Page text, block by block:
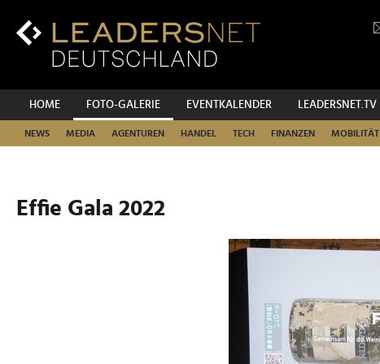
Inhalt
Hauptnavigation
HOME FOTO-GALERIE EVENTKALENDER LEADERSNET.TV
NEWS MEDIA AGENTUREN HANDEL TECH FINANZEN MOBILITÄT
Effie Gala 2022